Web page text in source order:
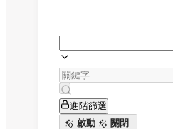
進階篩選
啟動
關閉